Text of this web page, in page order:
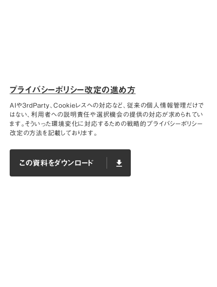
プライバシーポリシー改定の進め方
AIや3rdParty、Cookieレスへの対応など、従来の個人情報管理だけで
はない、利用者への説明責任や選択機会の提供の対応が求められてい
ます。そういった環境変化に対応するための戦略的プライバシーポリシー
改定の方法を記載しております。
この資料をダウンロード
この資料をダウンロード
file_download